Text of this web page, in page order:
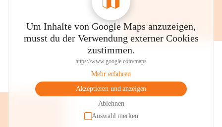
Um Inhalte von Google Maps anzuzeigen,
musst du der Verwendung externer Cookies
zustimmen.
https://www.google.com/maps
Mehr erfahren
Akzeptieren und anzeigen
Ablehnen
Auswahl merken